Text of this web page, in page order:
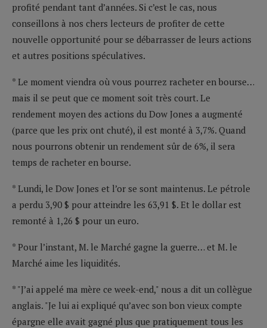
profité pendant tant d’années. Si c’est le cas, nous
conseillons à nos chers lecteurs de profiter de cette
nouvelle opportunité pour se débarrasser de leurs actions
et autres positions spéculatives.
* Le moment viendra où vous pourrez racheter en bourse…
mais il se peut que ce moment soit très court. Le
rendement moyen des actions du Dow Jones a augmenté
(parce que les prix ont chuté), il est monté à 3,7%. Quand
nous pourrons obtenir un rendement sûr de 6%, il sera
temps de racheter en bourse.
* Lundi, le Dow Jones et l’or se sont maintenus. Le pétrole
a perdu 3,90 $ pour atteindre les 63,91 $. Et le dollar est
remonté à 1,26 $ pour un euro.
* Pour l’instant, M. le Marché gagne la guerre… et M. le
Marché aime les liquidités.
* "J’ai appelé ma mère ce week-end," nous a dit un collègue
anglais. "Je lui ai expliqué qu’avec son bon vieux compte
épargne elle avait gagné plus que pratiquement tous les